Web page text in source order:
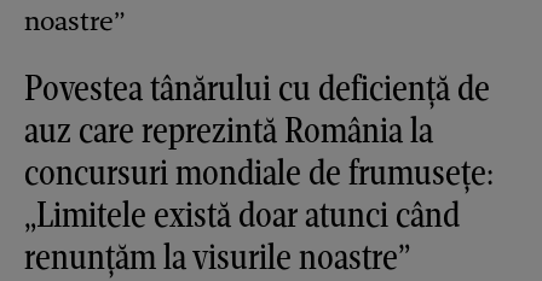
Povestea tânărului cu deficiență de
auz care reprezintă România la
concursuri mondiale de frumusețe:
„Limitele există doar atunci când
renunțăm la visurile noastre”